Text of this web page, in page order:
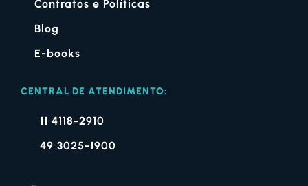
Contratos e Políticas
Blog
E-books
CENTRAL DE ATENDIMENTO:
11 4118-2910
49 3025-1900